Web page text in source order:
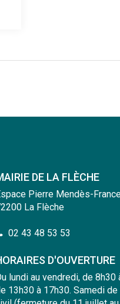
DE LA FLÈCHE
Pierre Mendès-
La Flèche
02 43 48 53 53
D'OUVERTURE
lundi au vendredi, de 8h30
13h30 à 17h30. Samedi